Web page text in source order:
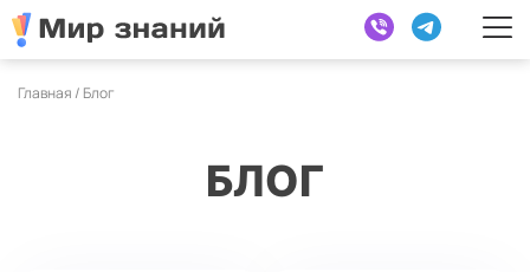
Главная / Блог
БЛОГ